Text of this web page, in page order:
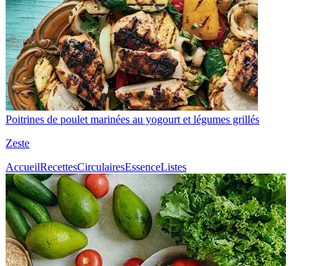
Poitrines de poulet marinées au yogourt et légumes grillés
Zeste
AccueilRecettesCirculairesEssenceListes